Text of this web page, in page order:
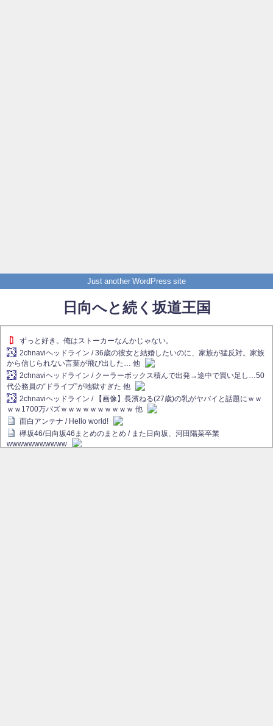
Just another WordPress site
日向へと続く坂道王国
ずっと好き。俺はストーカーなんかじゃない。
2chnaviヘッドライン / 36歳の彼女と結婚したいのに、家族が猛反対。家族
から信じられない言葉が飛び出した… 他
2chnaviヘッドライン / クーラーボックス積んで出発→途中で買い足し…50
代公務員の“ドライブ”が地獄すぎた 他
2chnaviヘッドライン / 【画像】長濱ねる(27歳)の乳がヤバイと話題にｗｗ
ｗｗ1700万バズｗｗｗｗｗｗｗｗｗｗ 他
面白アンテナ / Hello world!
欅坂46/日向坂46まとめのまとめ / また日向坂、河田陽菜卒業
wwwwwwwwwww